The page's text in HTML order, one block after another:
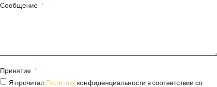
Сообщение
Принятие
Я прочитал Политику конфиденциальности в соответствии со